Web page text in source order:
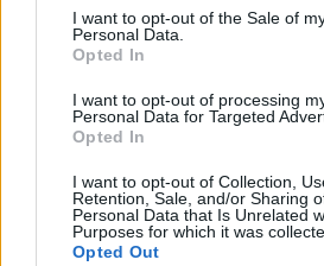
I want to opt-out of the Sale of
Personal Data.
Opted In
I want to opt-out of processing
Personal Data for Targeted
Opted In
I want to opt-out of Collection,
Retention, Sale, and/or Sharing
Personal Data that Is Unrelated
Purposes for which it was
Opted Out
egészségügy előtt - De mégis
magánegészségügyi szektor?
szokni Akármennyire is tűnhet
első kültéri téli edzés során, a
KEDVES OLVASÓNK!